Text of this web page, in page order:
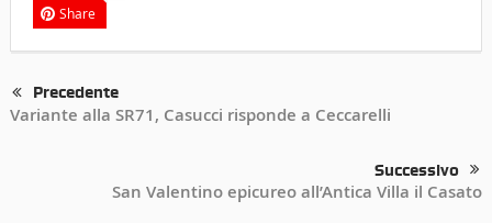
Share
Precedente
Variante alla SR71, Casucci risponde a Ceccarelli
Successivo
San Valentino epicureo all’Antica Villa il Casato